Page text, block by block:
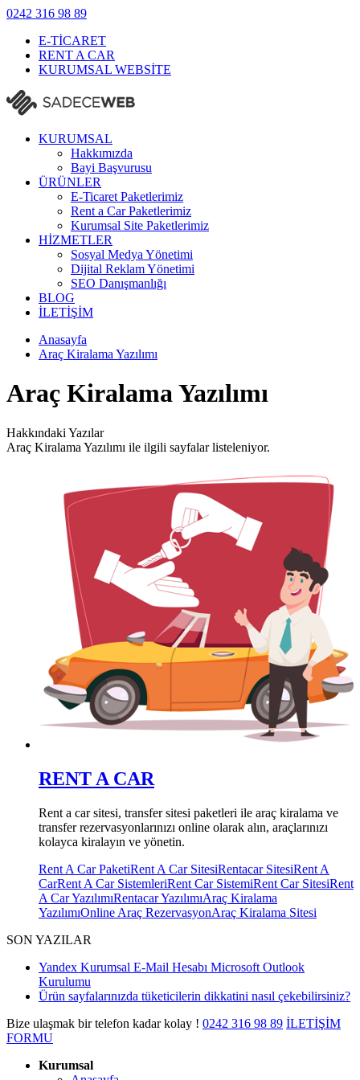
0242 316 98 89
E-TİCARET
RENT A CAR
KURUMSAL WEBSİTE
KURUMSAL
Hakkımızda
Bayi Başvurusu
ÜRÜNLER
E-Ticaret Paketlerimiz
Rent a Car Paketlerimiz
Kurumsal Site Paketlerimiz
HİZMETLER
Sosyal Medya Yönetimi
Dijital Reklam Yönetimi
SEO Danışmanlığı
BLOG
İLETİŞİM
Anasayfa
Araç Kiralama Yazılımı
Araç Kiralama Yazılımı
Hakkındaki Yazılar
Araç Kiralama Yazılımı ile ilgili sayfalar listeleniyor.
RENT A CAR
Rent a car sitesi, transfer sitesi paketleri ile araç kiralama ve
transfer rezervasyonlarınızı online olarak alın, araçlarınızı
kolayca kiralayın ve yönetin.
Rent A Car PaketiRent A Car SitesiRentacar SitesiRent A
CarRent A Car SistemleriRent Car SistemiRent Car SitesiRent
A Car YazılımıRentacar YazılımıAraç Kiralama
YazılımıOnline Araç RezervasyonAraç Kiralama Sitesi
SON YAZILAR
Yandex Kurumsal E-Mail Hesabı Microsoft Outlook
Kurulumu
Ürün sayfalarınızda tüketicilerin dikkatini nasıl çekebilirsiniz?
Bize ulaşmak bir telefon kadar kolay ! 0242 316 98 89 İLETİŞİM
FORMU
Kurumsal